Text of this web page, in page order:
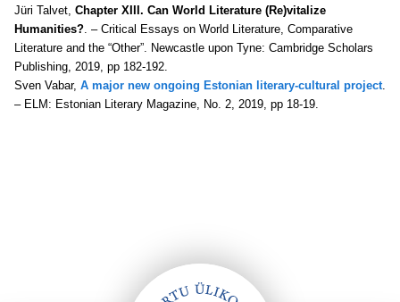
Jüri Talvet, Chapter XIII. Can World Literature (Re)vitalize
Humanities?. – Critical Essays on World Literature, Comparative
Literature and the “Other”. Newcastle upon Tyne: Cambridge Scholars
Publishing, 2019, pp 182-192.
Sven Vabar, A major new ongoing Estonian literary-cultural project.
– ELM: Estonian Literary Magazine, No. 2, 2019, pp 18-19.